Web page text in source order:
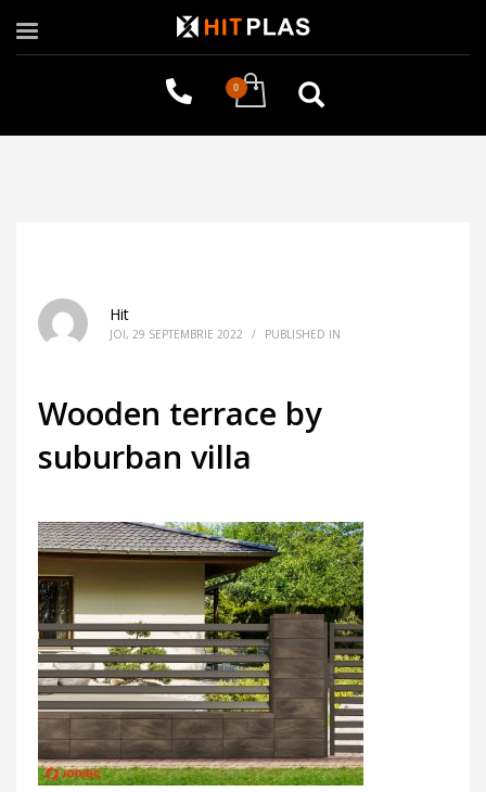
Hit
JOI, 29 SEPTEMBRIE 2022 / PUBLISHED IN
Wooden terrace by
suburban villa